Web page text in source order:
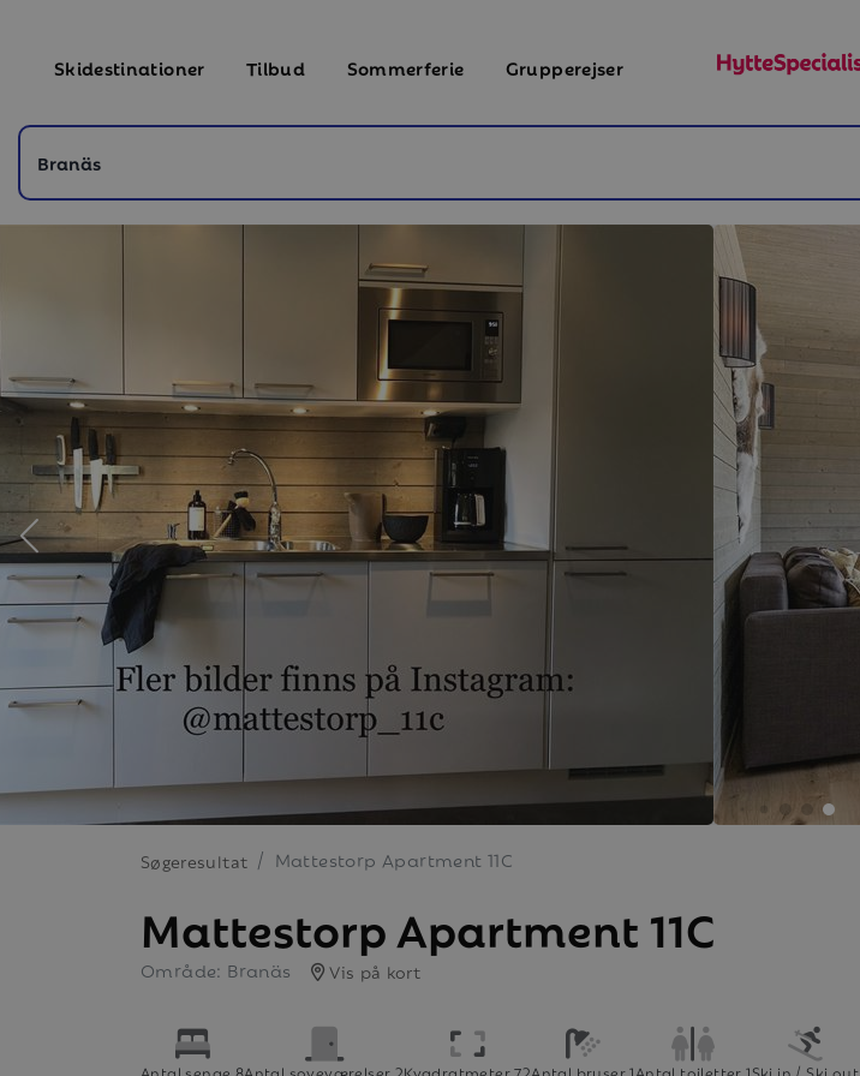
Skidestinationer Tilbud Sommerferie Grupperejser
Søgeresultat Mattestorp Apartment 11C
Mattestorp Apartment 11C
Område: Branäs Vis på kort
Antal senge 8Antal soveværelser 2Kvadratmeter 72Antal bruser 1Antal toiletter 1Ski in / Ski out